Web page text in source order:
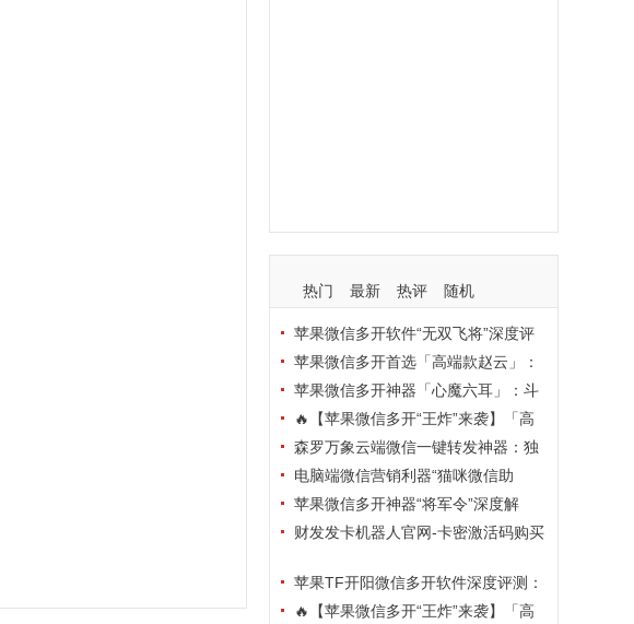
热门 最新 热评 随机
苹果微信多开软件“无双飞将”深度评
测：TF正式码+7天退换，拍拍卡激活
码商城正品保障
苹果微信多开首选「高端款赵云」：
TF正式码+斗战神8073包，7天退换认
准拍拍卡激活码商城
苹果微信多开神器「心魔六耳」：斗
战神8073包+7天退换，认准拍拍卡激
活码商城
🔥【苹果微信多开“王炸”来袭】「高
端地狱火」—— TF正式码+斗战神807
3包，7天退换，安全防封，多开自由触
手可及！
森罗万象云端微信一键转发神器：独
家源码·安全防封·月卡季卡半年卡年卡
授权，7天无理由退换！
电脑端微信营销利器“猫咪微信助
手”深度评测：7大模块功能全解析，多
卡种授权灵活选
苹果微信多开神器“将军令”深度解
析：8073版本包+TF外侧码，微商营销
财发发卡机器人官网-卡密激活码购买
换苹果TF开阳微信多开软件深度评测：
凡尔赛8069包功能全解析，TestFlight
🔥【苹果微信多开“王炸”来袭】「高